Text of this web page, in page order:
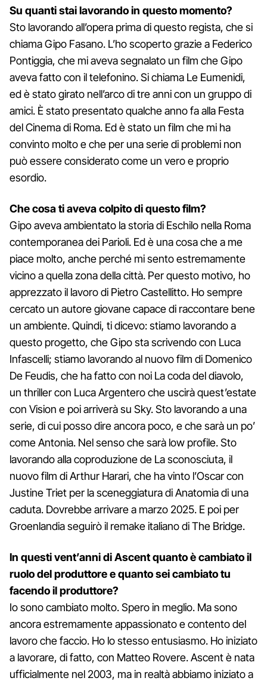
Su quanti stai lavorando in questo momento?
Sto lavorando all’opera prima di questo regista, che si
chiama Gipo Fasano. L’ho scoperto grazie a Federico
Pontiggia, che mi aveva segnalato un film che Gipo
aveva fatto con il telefonino. Si chiama Le Eumenidi,
ed è stato girato nell’arco di tre anni con un gruppo di
amici. È stato presentato qualche anno fa alla Festa
del Cinema di Roma. Ed è stato un film che mi ha
convinto molto e che per una serie di problemi non
può essere considerato come un vero e proprio
esordio.
Che cosa ti aveva colpito di questo film?
Gipo aveva ambientato la storia di Eschilo nella Roma
contemporanea dei Parioli. Ed è una cosa che a me
piace molto, anche perché mi sento estremamente
vicino a quella zona della città. Per questo motivo, ho
apprezzato il lavoro di Pietro Castellitto. Ho sempre
cercato un autore giovane capace di raccontare bene
un ambiente. Quindi, ti dicevo: stiamo lavorando a
questo progetto, che Gipo sta scrivendo con Luca
Infascelli; stiamo lavorando al nuovo film di Domenico
De Feudis, che ha fatto con noi La coda del diavolo,
un thriller con Luca Argentero che uscirà quest’estate
con Vision e poi arriverà su Sky. Sto lavorando a una
serie, di cui posso dire ancora poco, e che sarà un po’
come Antonia. Nel senso che sarà low profile. Sto
lavorando alla coproduzione de La sconosciuta, il
nuovo film di Arthur Harari, che ha vinto l’Oscar con
Justine Triet per la sceneggiatura di Anatomia di una
caduta. Dovrebbe arrivare a marzo 2025. E poi per
Groenlandia seguirò il remake italiano di The Bridge.
In questi vent’anni di Ascent quanto è cambiato il
ruolo del produttore e quanto sei cambiato tu
facendo il produttore?
Io sono cambiato molto. Spero in meglio. Ma sono
ancora estremamente appassionato e contento del
lavoro che faccio. Ho lo stesso entusiasmo. Ho iniziato
a lavorare, di fatto, con Matteo Rovere. Ascent è nata
ufficialmente nel 2003, ma in realtà abbiamo iniziato a